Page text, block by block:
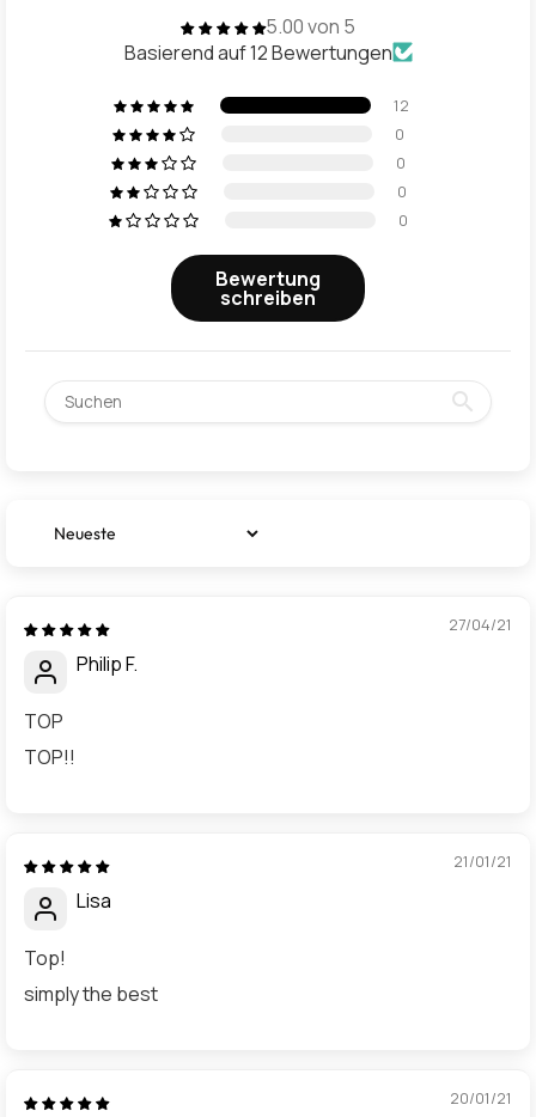
5.00 von 5
Basierend auf 12 Bewertungen
12
0
0
0
0
Bewertung
schreiben
Sort by
27/04/21
Philip F.
TOP
TOP!!
21/01/21
Lisa
Top!
simply the best
20/01/21